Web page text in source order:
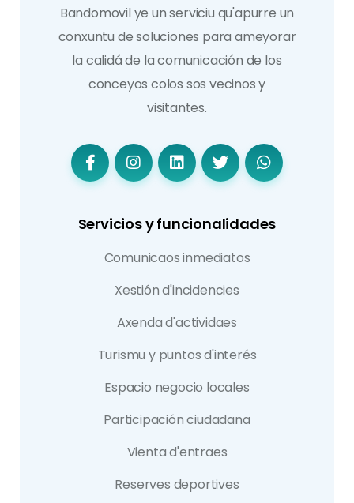
Bandomovil ye un serviciu qu'apurre un
conxuntu de soluciones para ameyorar
la calidá de la comunicación de los
conceyos colos sos vecinos y
visitantes.
Servicios y funcionalidades
Comunicaos inmediatos
Xestión d'incidencies
Axenda d'actividaes
Turismu y puntos d'interés
Espacio negocio locales
Participación ciudadana
Vienta d'entraes
Reserves deportives